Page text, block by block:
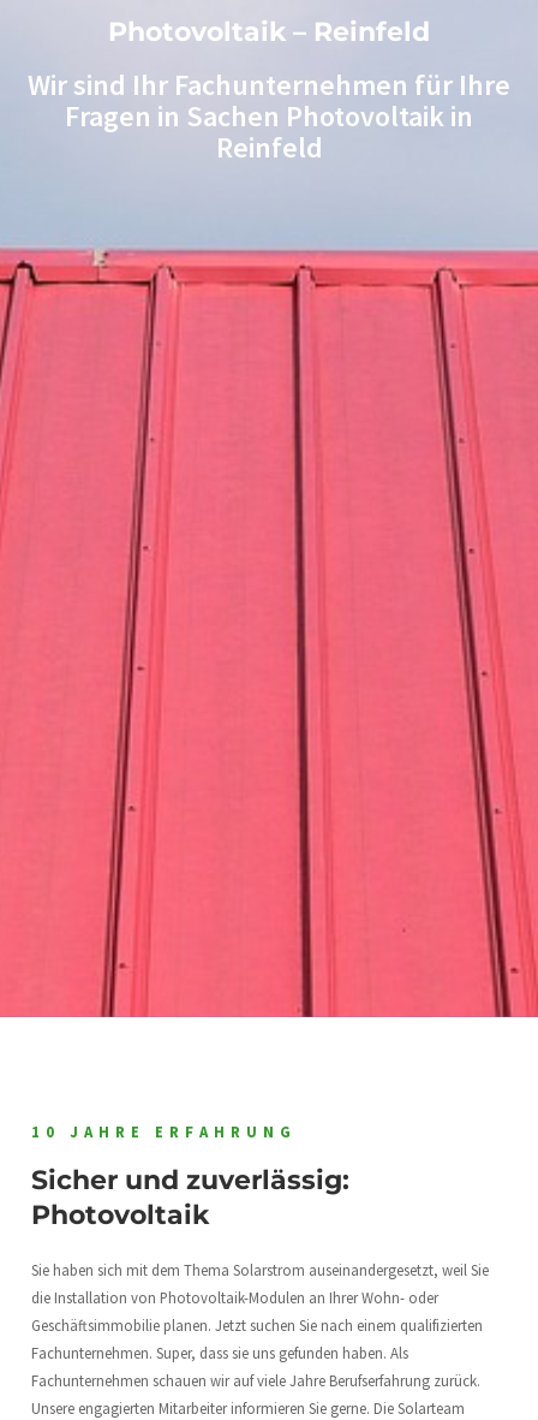
Photovoltaik – Reinfeld
Wir sind Ihr Fachunternehmen für Ihre
Fragen in Sachen Photovoltaik in
Reinfeld
10 JAHRE ERFAHRUNG
Sicher und zuverlässig:
Photovoltaik
Sie haben sich mit dem Thema Solarstrom auseinandergesetzt, weil Sie
die Installation von Photovoltaik-Modulen an Ihrer Wohn- oder
Geschäftsimmobilie planen. Jetzt suchen Sie nach einem qualifizierten
Fachunternehmen. Super, dass sie uns gefunden haben. Als
Fachunternehmen schauen wir auf viele Jahre Berufserfahrung zurück.
Unsere engagierten Mitarbeiter informieren Sie gerne. Die Solarteam